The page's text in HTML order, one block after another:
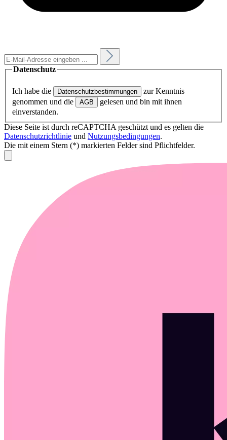
Datenschutz
Ich habe die Datenschutzbestimmungen
zur Kenntnis
genommen und die
AGB
gelesen und bin mit ihnen
einverstanden.
Diese Seite ist durch reCAPTCHA geschützt und es gelten die
Datenschutzrichtlinie und Nutzungsbedingungen.
Die mit einem Stern (*) markierten Felder sind Pflichtfelder.